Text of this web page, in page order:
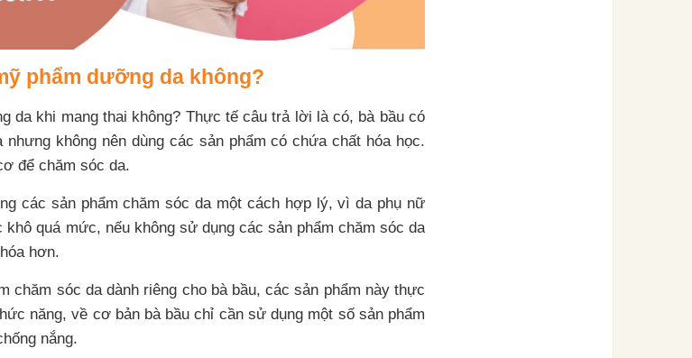
phẩm dưỡng da không?
da khi mang thai không? Thực tế câu trả lời là có, bà bầu có
không nên dùng các sản phẩm có chứa chất hóa học.
để chăm sóc da.
các sản phẩm chăm sóc da một cách hợp lý, vì da phụ nữ
quá mức, nếu không sử dụng các sản phẩm chăm sóc da
hơn.
chăm sóc da dành riêng cho bà bầu, các sản phẩm này thực
năng, về cơ bản bà bầu chỉ cần sử dụng một số sản phẩm
nắng.